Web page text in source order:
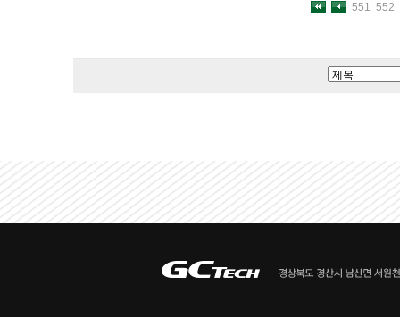
551 552